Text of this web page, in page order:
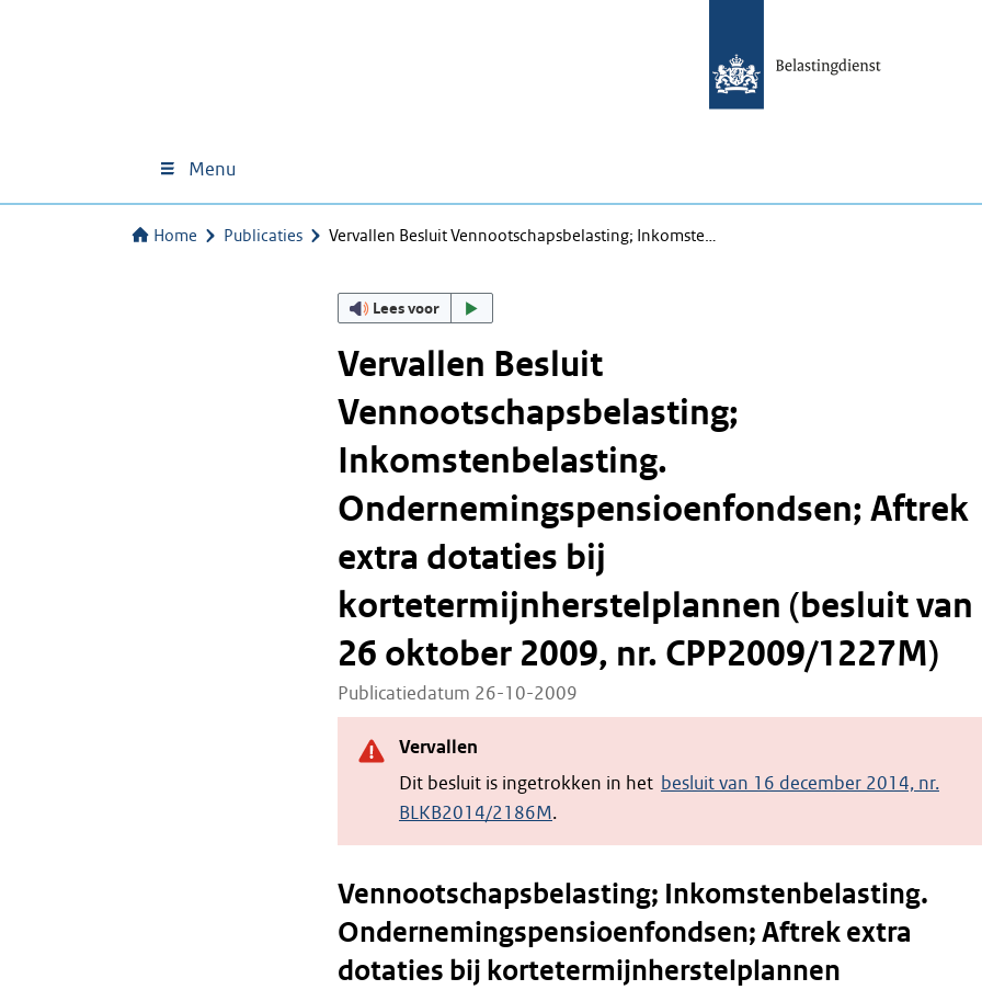
Menu
Home Publicaties Vervallen Besluit Vennootschapsbelasting; Inkomste…
Lees voor
Vervallen Besluit
Vennootschapsbelasting;
Inkomstenbelasting.
Ondernemingspensioenfondsen; Aftrek
extra dotaties bij
kortetermijnherstelplannen (besluit van
26 oktober 2009, nr. CPP2009/1227M)
Publicatiedatum 26-10-2009
Vervallen
Dit besluit is ingetrokken in het besluit van 16 december 2014, nr.
BLKB2014/2186M.
Vennootschapsbelasting; Inkomstenbelasting.
Ondernemingspensioenfondsen; Aftrek extra
dotaties bij kortetermijnherstelplannen